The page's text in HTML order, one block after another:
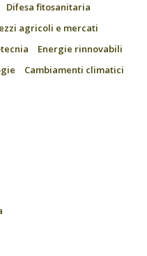
Difesa fitosanitaria
agricoli e mercati
Energie rinnovabili
Cambiamenti climatici